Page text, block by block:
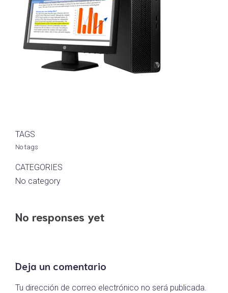
TAGS
No tags
CATEGORIES
No category
No responses yet
Deja un comentario
Tu dirección de correo electrónico no será publicada.